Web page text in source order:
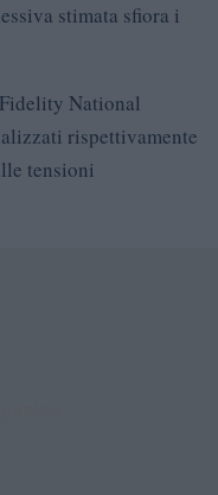
stimata sfiora i
National
rispettivamente
tensioni